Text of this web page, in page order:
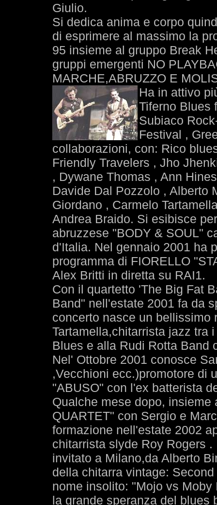
Giulio.
Si dedica anima e corpo
di esprimere al massimo la
95 insieme al gruppo Break
gruppi emergenti NO
MARCHE,ABRUZZO E
Ha in attivo
Tiferno Blues
Subiaco
Festival ,
collaborazioni, con: Rico
Friendly Travelers , Jho
, Dywane Thomas , Ann
Davide Dal Pozzolo , Alberto
Giordano , Carmelo
Andrea Braido. Si esibisce
abruzzese "BODY & SOUL"
d'Italia. Nel gennaio 2001 ha
programma di FIORELLO
Alex Britti in diretta su RAI1.
Con il quartetto 'The Big Fat
Band" nell'estate 2001 fa da
concerto nasce un bellissimo
Tartamella,chitarrista jazz tra
Blues e alla Rudi Rotta Band
Nel' Ottobre 2001 conosce
,Vecchioni ecc.)promotore di
"ABUSO" con l'ex batterista
Qualche mese dopo, insieme
QUARTET" con Sergio e
formazione nell'estate 2002
chitarrista slyde Roy Rogers
invitato a Milano,da Alberto
della chitarra vintage:
nome insolito: "Mojo vs
la grande speranza del blues